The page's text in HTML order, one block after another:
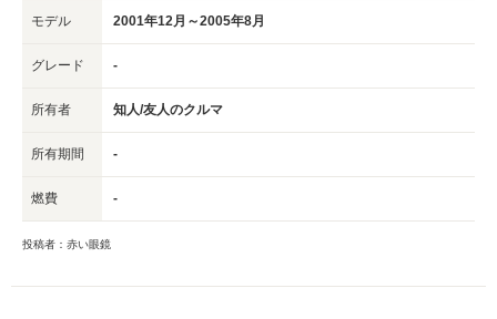
モデル 2001年12月～2005年8月
グレード -
所有者 知人/友人のクルマ
所有期間 -
燃費 -
投稿者：赤い眼鏡